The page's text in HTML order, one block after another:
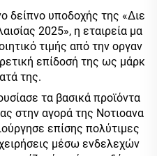
δείπνο υποδοχής της «Διε
2025», η εταιρεία μα
τιμής από την οργαν
επίδοσή της ως μάρκ
της.
τα βασικά προϊόντα
στην αγορά της Νοτιοανα
επίσης πολύτιμες
μέσω ενδελεχών